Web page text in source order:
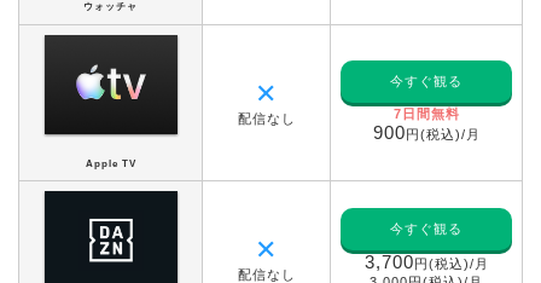
ウォッチャ
Apple TV
✕
配信なし
今すぐ観る
7日間無料
900円(税込)/月
✕
配信なし
今すぐ観る
3,700円(税込)/月